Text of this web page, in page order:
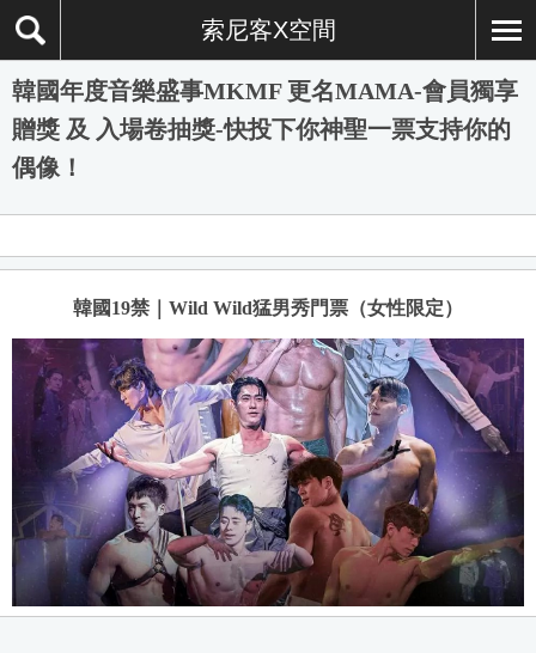
索尼客X空間
韓國年度音樂盛事MKMF 更名MAMA-會員獨享
贈獎 及 入場卷抽獎-快投下你神聖一票支持你的
偶像！
韓國19禁｜Wild Wild猛男秀門票（女性限定）